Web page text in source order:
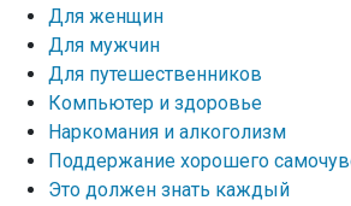
Для женщин
Для мужчин
Для путешественников
Компьютер и здоровье
Наркомания и алкоголизм
Поддержание хорошего
Это должен знать каждый